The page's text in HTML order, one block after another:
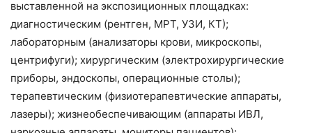
выставленной на экспозиционных площадках:
диагностическим (рентген, МРТ, УЗИ, КТ);
лабораторным (анализаторы крови, микроскопы,
центрифуги); хирургическим (электрохирургические
приборы, эндоскопы, операционные столы);
терапевтическим (физиотерапевтические аппараты,
лазеры); жизнеобеспечивающим (аппараты ИВЛ,